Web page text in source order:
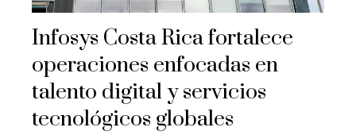
Infosys Costa Rica fortalece
operaciones enfocadas en
talento digital y servicios
tecnológicos globales